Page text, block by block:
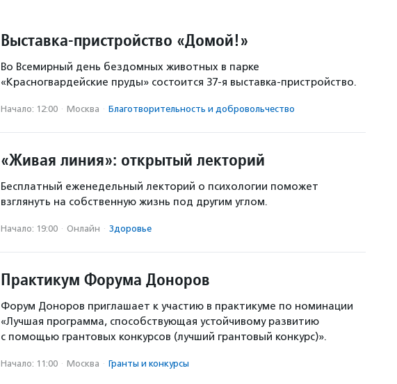
Выставка-пристройство «Домой!»
Во Всемирный день бездомных животных в парке
«Красногвардейские пруды» состоится 37-я выставка-пристройство.
Начало: 12:00 · Москва · Благотвори­тель­ность и доброволь­чест­во
«Живая линия»: открытый лекторий
Бесплатный еженедельный лекторий о психологии поможет
взглянуть на собственную жизнь под другим углом.
Начало: 19:00 · Онлайн · Здоровье
Практикум Форума Доноров
Форум Доноров приглашает к участию в практикуме по номинации
«Лучшая программа, способствующая устойчивому развитию
с помощью грантовых конкурсов (лучший грантовый конкурс)».
Начало: 11:00 · Москва · Гранты и конкурсы